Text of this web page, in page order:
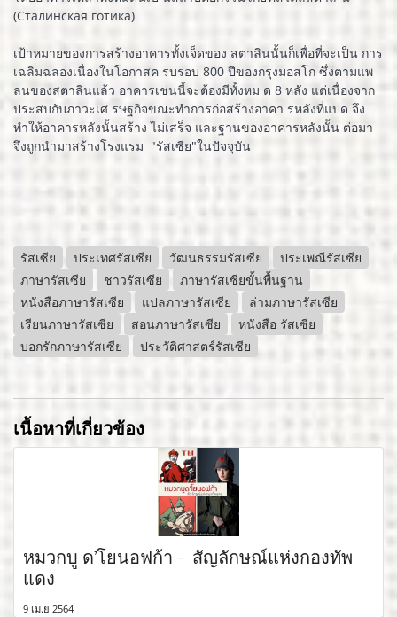
(Сталинская готика)
เป้าหมายของการสร้างอาคารทั้งเจ็ดของ สตาลินนั้นก็เพื่อที่จะเป็น การ
เฉลิมฉลองเนื่องในโอกาสค รบรอบ 800 ปีของกรุงมอสโก ซึ่งตามแพ
ลนของสตาลินแล้ว อาคารเช่นนี้จะต้องมีทั้งหม ด 8 หลัง แต่เนื่องจาก
ประสบกับภาวะเศ รษฐกิจขณะทำการก่อสร้างอาคา รหลังที่แปด จึง
ทำให้อาคารหลังนั้นสร้าง ไม่เสร็จ และฐานของอาคารหลังนั้น ต่อมา
จึงถูกนำมาสร้างโรงแรม "รัสเซีย"ในปัจจุบัน
รัสเซีย ประเทศรัสเซีย วัฒนธรรมรัสเซีย
ประเพณีรัสเซีย
ภาษารัสเซีย
ชาวรัสเซีย
ภาษารัสเซียขั้นพื้นฐาน
หนังสือภาษารัสเซีย
แปลภาษารัสเซีย
ล่ามภาษารัสเซีย
เรียนภาษารัสเซีย
สอนภาษารัสเซีย
หนังสือ รัสเซีย
บอกรักภาษารัสเซีย
ประวัติศาสตร์รัสเซีย
เนื้อหาที่เกี่ยวข้อง
หมวกบู ด’โยนอฟก้า – สัญลักษณ์แห่งกองทัพ
แดง
9 เม.ย 2564